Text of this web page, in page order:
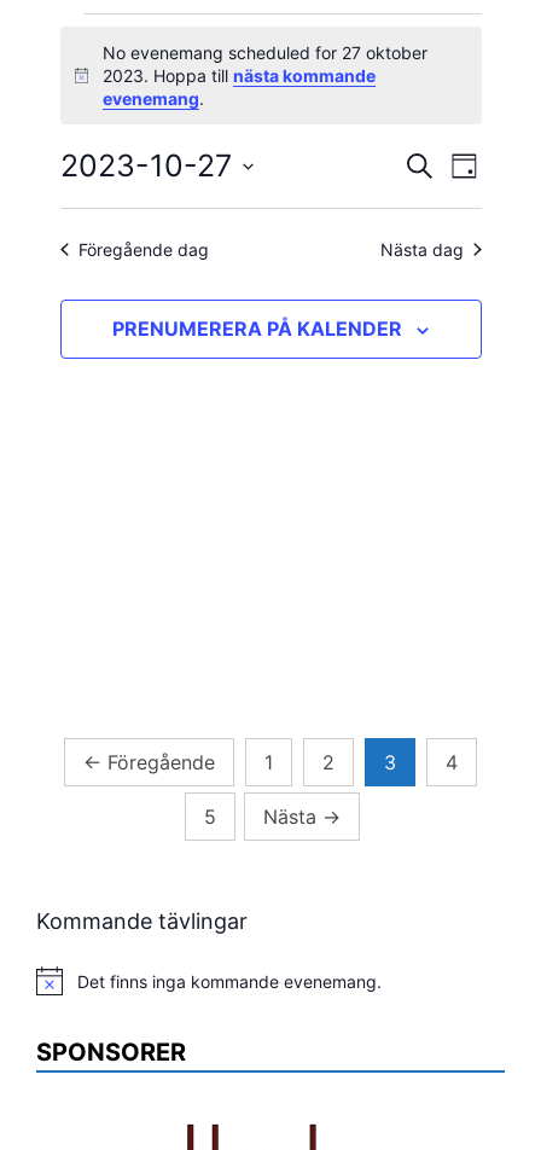
Evenemang
för
27
oktober
2023
Notis
No evenemang scheduled for 27 oktober
2023. Hoppa till nästa kommande
evenemang.
Search
and
Views
SÖK DAG
2023-10-27
Välj
Föregående dag Nästa dag
PRENUMERERA PÅ KALENDER
Sidnumrering
← Föregående 1 2 3 4
5 Nästa →
Kommande tävlingar
Notis Det finns inga kommande evenemang.
SPONSORER